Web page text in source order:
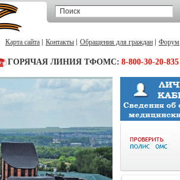
Карта сайта Контакты Обращения для граждан Форум
ГОРЯЧАЯ ЛИНИЯ ТФОМС: 8-800-30-20-835